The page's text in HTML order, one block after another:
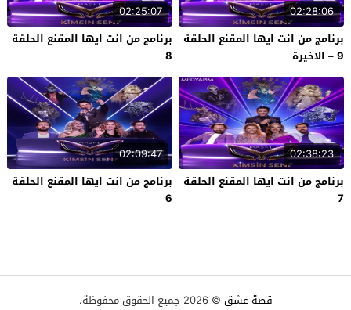
02:28:06
برنامج من انت ايها المقنع الحلقة
9 – الاخيرة
02:25:07
برنامج من انت ايها المقنع الحلقة
8
02:38:23
برنامج من انت ايها المقنع الحلقة
7
02:09:47
برنامج من انت ايها المقنع الحلقة
6
قصة عشق © 2026 جميع الحقوق محفوظة.